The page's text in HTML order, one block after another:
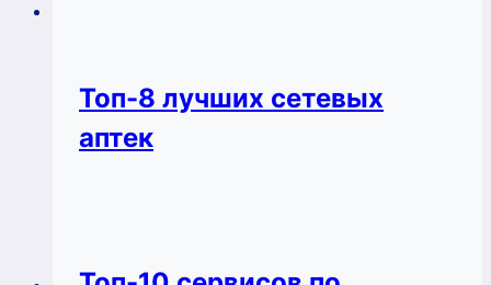
Топ-8 лучших сетевых
аптек